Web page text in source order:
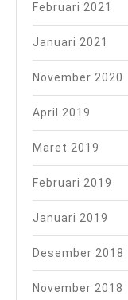
Februari 2021
Januari 2021
November 2020
April 2019
Maret 2019
Februari 2019
Januari 2019
Desember 2018
November 2018